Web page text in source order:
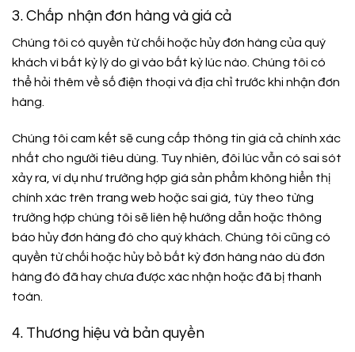
3. Chấp nhận đơn hàng và giá cả
Chúng tôi có quyền từ chối hoặc hủy đơn hàng của quý
khách vì bất kỳ lý do gì vào bất kỳ lúc nào. Chúng tôi có
thể hỏi thêm về số điện thoại và địa chỉ trước khi nhận đơn
hàng.
Chúng tôi cam kết sẽ cung cấp thông tin giá cả chính xác
nhất cho người tiêu dùng. Tuy nhiên, đôi lúc vẫn có sai sót
xảy ra, ví dụ như trường hợp giá sản phẩm không hiển thị
chính xác trên trang web hoặc sai giá, tùy theo từng
trường hợp chúng tôi sẽ liên hệ hướng dẫn hoặc thông
báo hủy đơn hàng đó cho quý khách. Chúng tôi cũng có
quyền từ chối hoặc hủy bỏ bất kỳ đơn hàng nào dù đơn
hàng đó đã hay chưa được xác nhận hoặc đã bị thanh
toán.
4. Thương hiệu và bản quyền